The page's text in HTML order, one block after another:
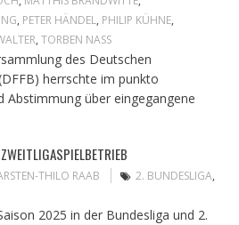
, PETER HÄNDEL, PHILIP KÜHNE,
, TORBEN NASS
des Deutschen
herrschte im punkto
Abstimmung über eingegangene
THILO RAAB 2. BUNDESLIGA,
2025 in der Bundesliga und 2.